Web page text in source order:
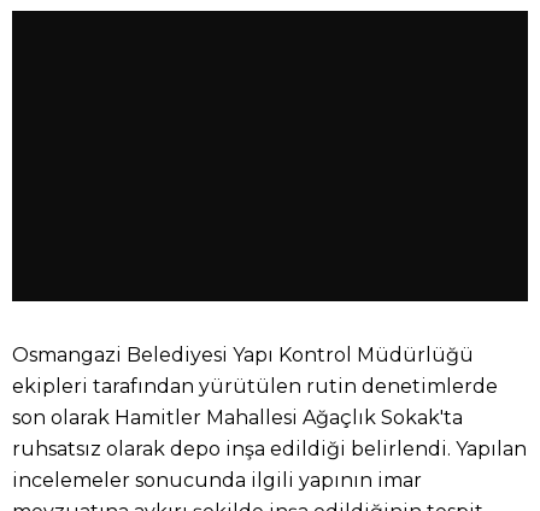
Osmangazi Belediyesi Yapı Kontrol Müdürlüğü
ekipleri tarafından yürütülen rutin denetimlerde
son olarak Hamitler Mahallesi Ağaçlık Sokak'ta
ruhsatsız olarak depo inşa edildiği belirlendi. Yapılan
incelemeler sonucunda ilgili yapının imar